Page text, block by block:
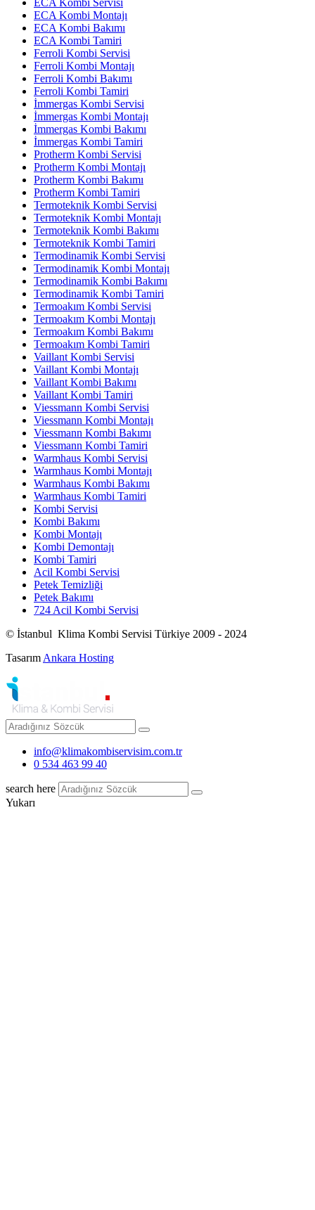
ECA Kombi Montajı
ECA Kombi Bakımı
ECA Kombi Tamiri
Ferroli Kombi Servisi
Ferroli Kombi Montajı
Ferroli Kombi Bakımı
Ferroli Kombi Tamiri
İmmergas Kombi Servisi
İmmergas Kombi Montajı
İmmergas Kombi Bakımı
İmmergas Kombi Tamiri
Protherm Kombi Servisi
Protherm Kombi Montajı
Protherm Kombi Bakımı
Protherm Kombi Tamiri
Termoteknik Kombi Servisi
Termoteknik Kombi Montajı
Termoteknik Kombi Bakımı
Termoteknik Kombi Tamiri
Termodinamik Kombi Servisi
Termodinamik Kombi Montajı
Termodinamik Kombi Bakımı
Termodinamik Kombi Tamiri
Termoakım Kombi Servisi
Termoakım Kombi Montajı
Termoakım Kombi Bakımı
Termoakım Kombi Tamiri
Vaillant Kombi Servisi
Vaillant Kombi Montajı
Vaillant Kombi Bakımı
Vaillant Kombi Tamiri
Viessmann Kombi Servisi
Viessmann Kombi Montajı
Viessmann Kombi Bakımı
Viessmann Kombi Tamiri
Warmhaus Kombi Servisi
Warmhaus Kombi Montajı
Warmhaus Kombi Bakımı
Warmhaus Kombi Tamiri
Kombi Servisi
Kombi Bakımı
Kombi Montajı
Kombi Demontajı
Kombi Tamiri
Acil Kombi Servisi
Petek Temizliği
Petek Bakımı
724 Acil Kombi Servisi
© İstanbul Klima Kombi Servisi Türkiye 2009 - 2024
Tasarım Ankara Hosting
info@klimakombiservisim.com.tr
0 534 463 99 40
search here
Yukarı